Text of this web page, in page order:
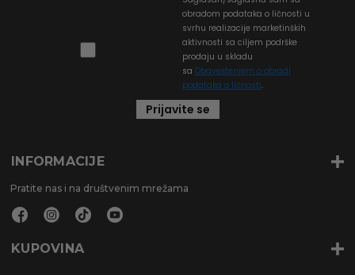
obradom podataka o ličnosti u
svrhu realizacije marketinških
aktivnosti sa ciljem podrške
prodaju u skladu
sa Obaveštenjem o obradi
podataka o ličnosti.
Prijavite se
INFORMACIJE
Pratite nas i na društvenim mrežama
KUPOVINA